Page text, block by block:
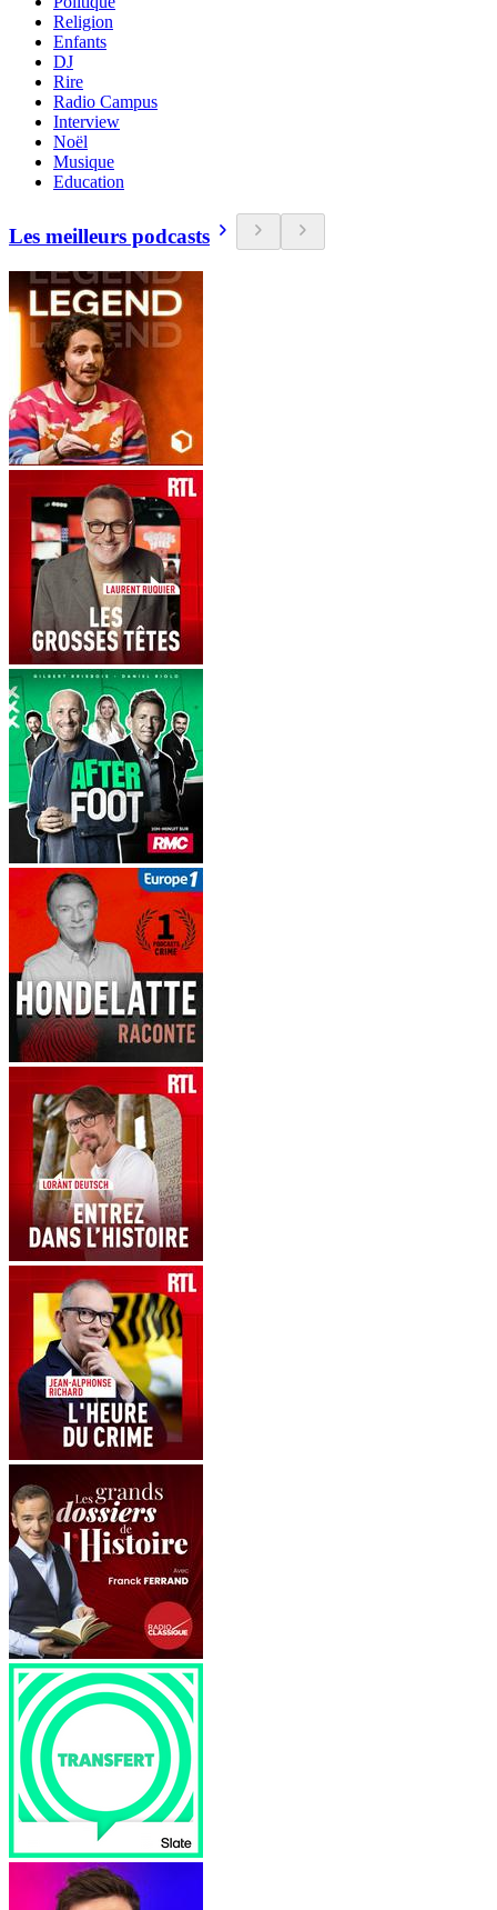
Religion
Enfants
DJ
Rire
Radio Campus
Interview
Noël
Musique
Education
Les meilleurs podcasts